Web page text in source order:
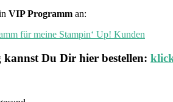
VIP Programm an:
für meine Stampin‘ Up! Kunden
kannst Du Dir hier bestellen: